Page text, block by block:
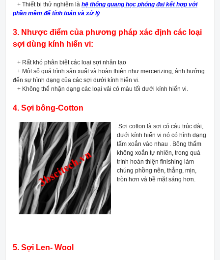
+ Thiết bị thử nghiệm là hệ thống quang học phóng đại kết hợp với
phần mềm để tính toán và xử lý.
3. Nhược điểm của phương pháp xác định các loại
sợi dùng kính hiển vi:
+ Rất khó phân biệt các loại sợi nhân tạo
+ Một số quá trình sản xuất và hoàn thiện như mercerizing, ảnh hưởng
đến sự hình dạng của các sợi dưới kính hiển vi.
+ Không thể nhận dạng các loại vải có màu tối dưới kính hiển vi.
4. Sợi bông-Cotton
Sợi cotton là sợi có cáu trúc dài,
dưới kính hiển vi nó có hình dạng
tấm xoắn vào nhau . Bông thấm
không xoắn tự nhiên, trong quá
trình hoàn thiện finishing làm
chúng phồng nên, thẳng, mịn,
tròn hơn và bề mặt sáng hơn.
5. Sợi Len- Wool